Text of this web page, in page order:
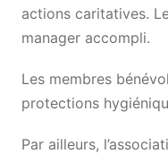
actions caritatives.
manager accompli.
Les membres
protections
Par ailleurs,